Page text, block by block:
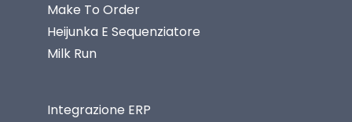
Make To Order
Heijunka E Sequenziatore
Milk Run
Integrazione ERP